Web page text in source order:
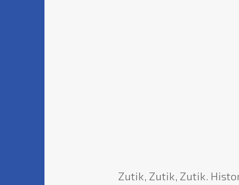
Zutik, Zutik, Zutik.